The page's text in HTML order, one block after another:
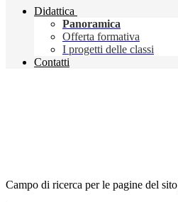
Didattica
Panoramica
Offerta formativa
I progetti delle classi
Contatti
Campo di ricerca per le pagine del sito